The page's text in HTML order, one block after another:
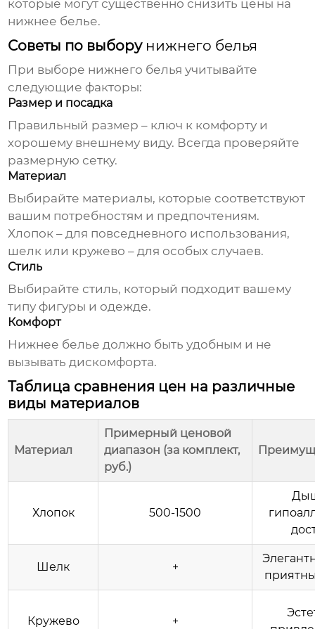
которые могут существенно снизить цены на
нижнее белье.
Советы по выбору нижнего белья
При выборе нижнего белья учитывайте
следующие факторы:
Размер и посадка
Правильный размер – ключ к комфорту и
хорошему внешнему виду. Всегда проверяйте
размерную сетку.
Материал
Выбирайте материалы, которые соответствуют
вашим потребностям и предпочтениям.
Хлопок – для повседневного использования,
шелк или кружево – для особых случаев.
Стиль
Выбирайте стиль, который подходит вашему
типу фигуры и одежде.
Комфорт
Нижнее белье должно быть удобным и не
вызывать дискомфорта.
Таблица сравнения цен на различные
виды материалов
Материал
Примерный ценовой
диапазон (за комплект,
руб.)
Хлопок 500-1500
Шелк +
Кружево +